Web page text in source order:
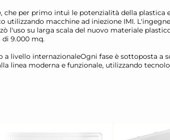
per primo intuì le potenzialità della plastica
macchine ad iniezione IMI.
l'uso su larga scala del nuovo materiale
9.000 mq.
livello internazionaleOgni fase è sottoposta a
moderna e funzionale, utilizzando